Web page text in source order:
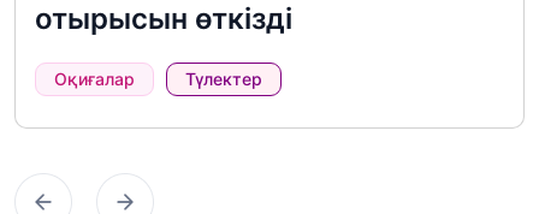
отырысын өткізді
Оқиғалар Түлектер
Предыдущий